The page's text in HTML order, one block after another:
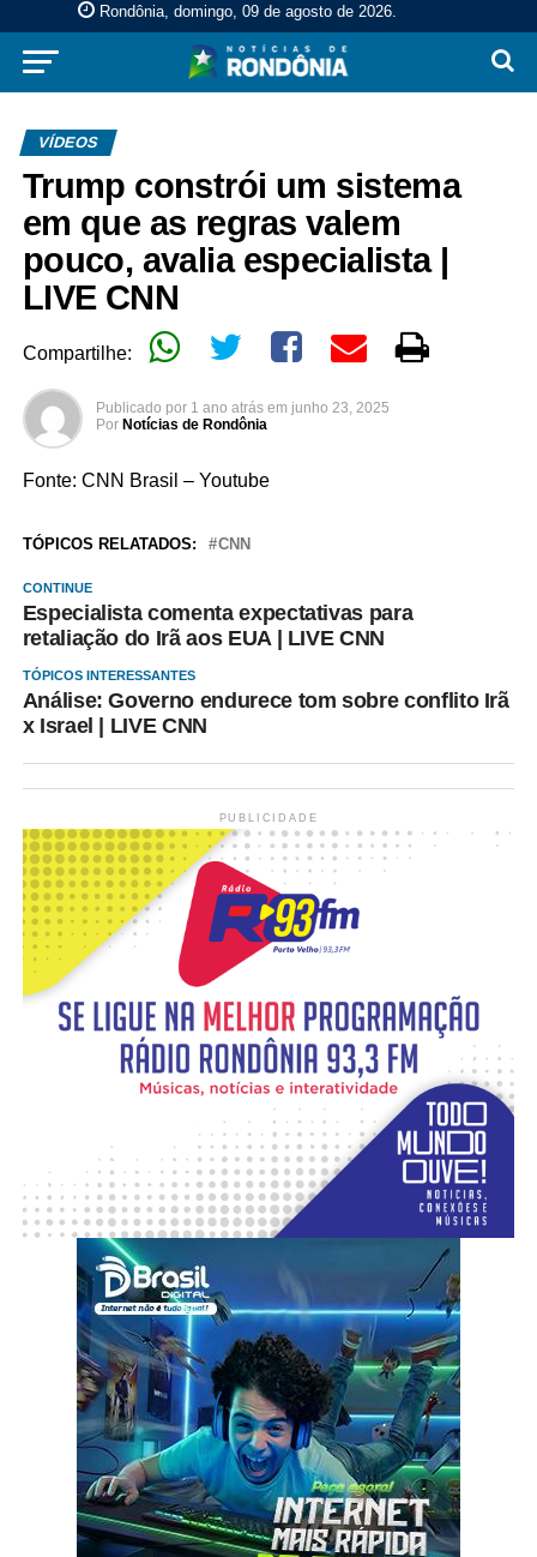
Rondônia, domingo, 09 de agosto de 2026.
VÍDEOS
Trump constrói um sistema
em que as regras valem
pouco, avalia especialista |
LIVE CNN
Compartilhe:
Publicado por 1 ano atrás em junho 23, 2025
Por Notícias de Rondônia
Fonte: CNN Brasil – Youtube
TÓPICOS RELATADOS: CNN
CONTINUE
Especialista comenta expectativas para
retaliação do Irã aos EUA | LIVE CNN
TÓPICOS INTERESSANTES
Análise: Governo endurece tom sobre conflito Irã
x Israel | LIVE CNN
PUBLICIDADE